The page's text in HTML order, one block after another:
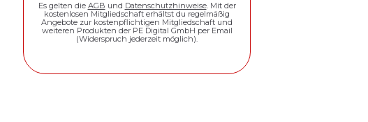
Es gelten die AGB und Datenschutzhinweise. Mit der
kostenlosen Mitgliedschaft erhältst du regelmäßig
Angebote zur kostenpflichtigen Mitgliedschaft und
weiteren Produkten der PE Digital GmbH per Email
(Widerspruch jederzeit möglich).